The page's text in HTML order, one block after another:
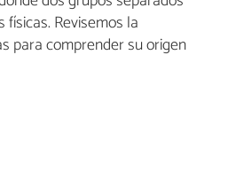
Revisemos la
para comprender su origen